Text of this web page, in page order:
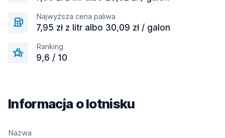
Najwyższa cena paliwa
7,95 zł z litr albo 30,09 zł / galon
Ranking
9,6 / 10
Informacja o lotnisku
Nazwa